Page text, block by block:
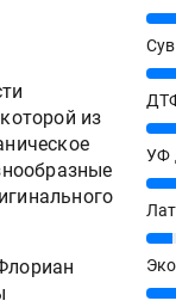
из
25%
27%
20%
УФ
20%
7%
12%